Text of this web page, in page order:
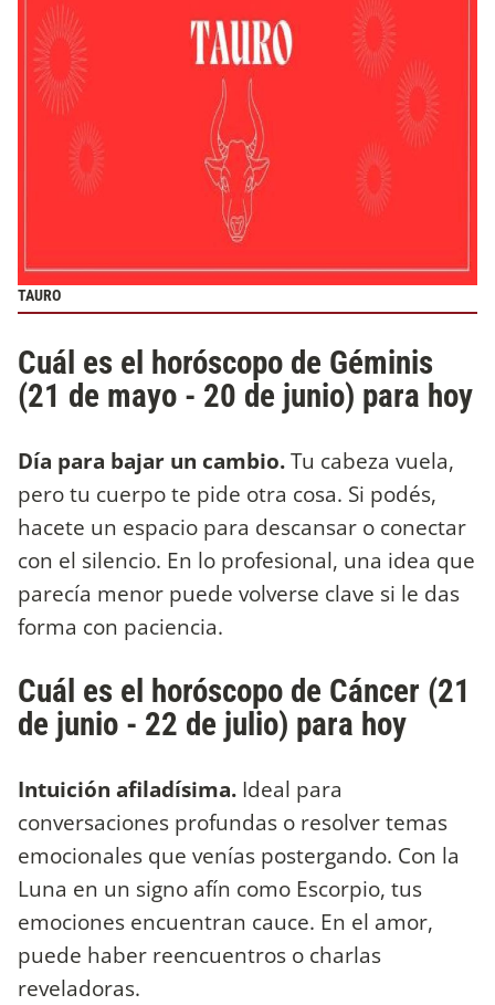
TAURO
Cuál es el horóscopo de Géminis
(21 de mayo - 20 de junio) para hoy
Día para bajar un cambio.Tu cabeza vuela,
pero tu cuerpo te pide otra cosa. Si podés,
hacete un espacio para descansar o conectar
con el silencio. En lo profesional, una idea que
parecía menor puede volverse clave si le das
forma con paciencia.
Cuál es el horóscopo de Cáncer (21
de junio - 22 de julio) para hoy
Intuición afiladísima. Ideal para
conversaciones profundas o resolver temas
emocionales que venías postergando. Con la
Luna en un signo afín como Escorpio, tus
emociones encuentran cauce. En el amor,
puede haber reencuentros o charlas
reveladoras.